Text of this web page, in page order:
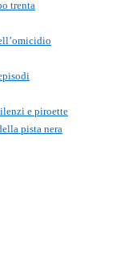
trenta
e piroette
pista nera